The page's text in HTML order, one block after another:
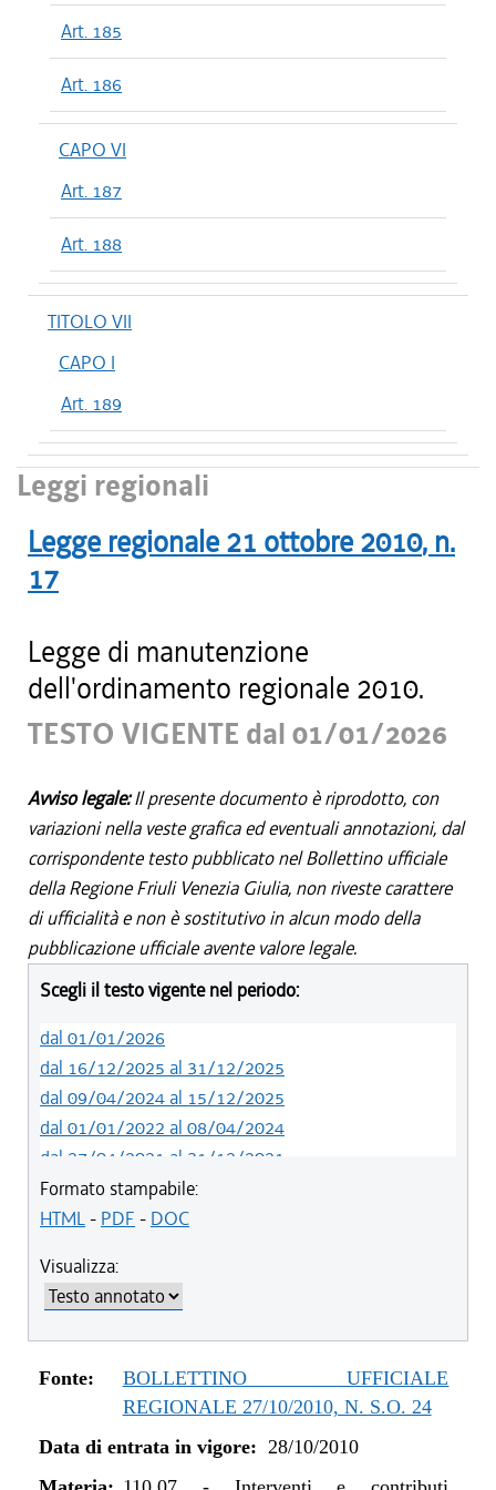
Art. 185
Art. 186
CAPO VI
Art. 187
Art. 188
TITOLO VII
CAPO I
Art. 189
Leggi regionali
Legge regionale 21 ottobre 2010, n.
17
Legge di manutenzione
dell'ordinamento regionale 2010.
TESTO VIGENTE dal 01/01/2026
Avviso legale:Il presente documento è riprodotto, con
variazioni nella veste grafica ed eventuali annotazioni, dal
corrispondente testo pubblicato nel Bollettino ufficiale
della Regione Friuli Venezia Giulia, non riveste carattere
di ufficialità e non è sostitutivo in alcun modo della
pubblicazione ufficiale avente valore legale.
Scegli il testo vigente nel periodo:
dal 01/01/2026
dal 16/12/2025 al 31/12/2025
dal 09/04/2024 al 15/12/2025
dal 01/01/2022 al 08/04/2024
dal 27/04/2021 al 31/12/2021
dal 22/10/2020 al 26/04/2021
dal 02/07/2020 al 21/10/2020
dal 16/08/2018 al 31/12/2018
dal 29/03/2018 al 15/08/2018
dal 15/02/2018 al 28/03/2018
dal 01/01/2018 al 14/02/2018
dal 26/10/2017 al 31/12/2017
dal 06/07/2017 al 26/07/2017
Formato stampabile:
HTML- PDF - DOC
Visualizza:
Fonte:
BOLLETTINO UFFICIALE
REGIONALE 27/10/2010, N. S.O. 24
Data di entrata in vigore: 28/10/2010